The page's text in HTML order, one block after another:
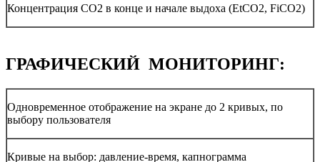
Концентрация СО2 в конце и начале выдоха (EtСО2, FiСО2)
ГРАФИЧЕСКИЙ МОНИТОРИНГ:
Одновременное отображение на экране до 2 кривых, по
выбору пользователя
Кривые на выбор: давление-время, капнограмма